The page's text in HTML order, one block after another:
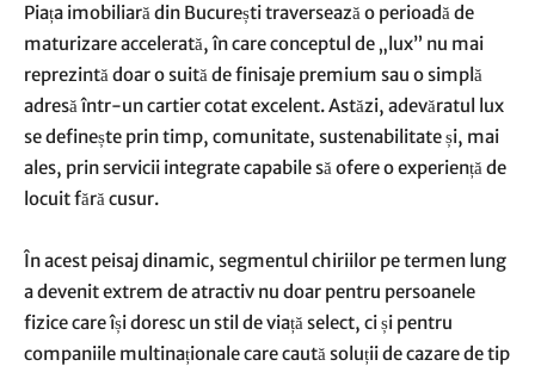
Piața imobiliară din București traversează o perioadă de
maturizare accelerată, în care conceptul de „lux” nu mai
reprezintă doar o suită de finisaje premium sau o simplă
adresă într-un cartier cotat excelent. Astăzi, adevăratul lux
se definește prin timp, comunitate, sustenabilitate și, mai
ales, prin servicii integrate capabile să ofere o experiență de
locuit fără cusur.
În acest peisaj dinamic, segmentul chiriilor pe termen lung
a devenit extrem de atractiv nu doar pentru persoanele
fizice care își doresc un stil de viață select, ci și pentru
companiile multinaționale care caută soluții de cazare de tip